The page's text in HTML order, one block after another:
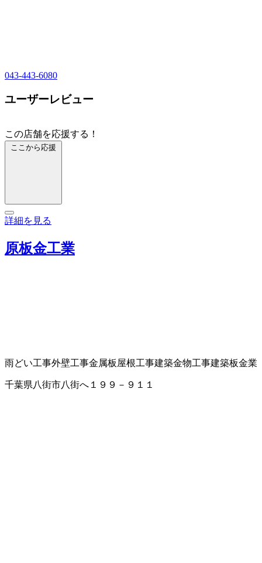
043-443-6080
ユーザーレビュー
この店舗を応援する！
ここから応援
詳細を見る
原板金工業
雨どい工事外壁工事金属板屋根工事建築金物工事建築板金業
千葉県八街市八街へ１９９－９１１